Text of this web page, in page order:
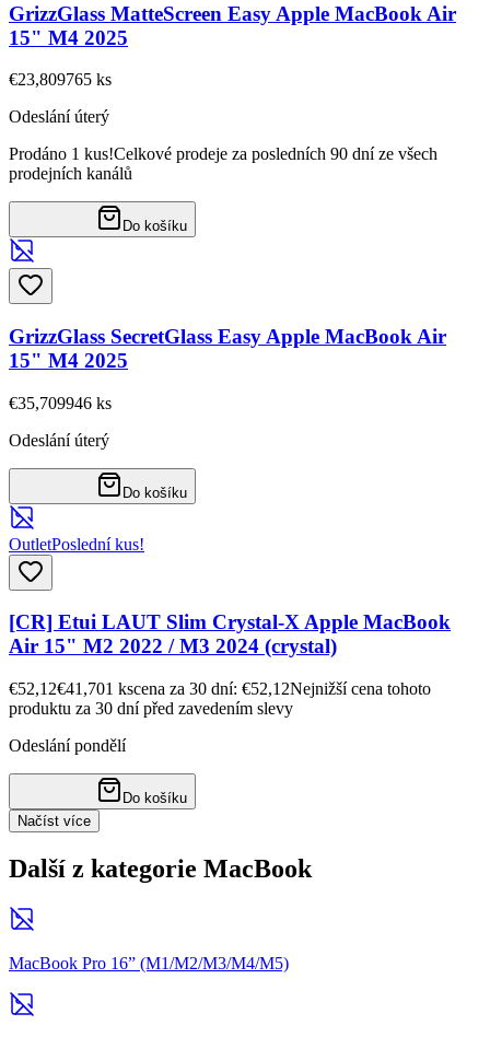
GrizzGlass MatteScreen Easy Apple MacBook Air
15" M4 2025
€23,809765 ks
Odeslání úterý
Prodáno 1 kus!Celkové prodeje za posledních 90 dní ze všech
prodejních kanálů
Do košíku
GrizzGlass SecretGlass Easy Apple MacBook Air
15" M4 2025
€35,709946 ks
Odeslání úterý
Do košíku
OutletPoslední kus!
[CR] Etui LAUT Slim Crystal-X Apple MacBook
Air 15" M2 2022 / M3 2024 (crystal)
€52,12€41,701 kscena za 30 dní: €52,12Nejnižší cena tohoto
produktu za 30 dní před zavedením slevy
Odeslání pondělí
Do košíku
Načíst více
Další z kategorie MacBook
MacBook Pro 16” (M1/M2/M3/M4/M5)